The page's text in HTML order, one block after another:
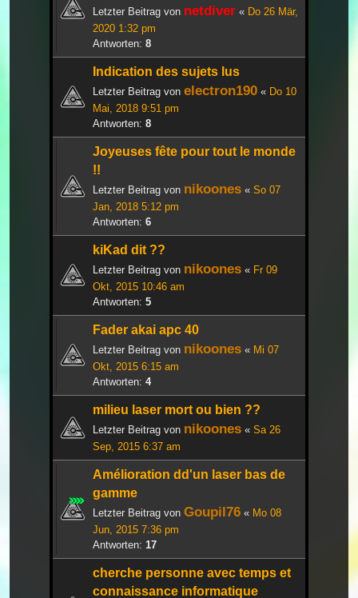
Letzter Beitrag von netdiver « Do 26 Mär,
2020 1:32 pm
Antworten: 8
Indication des sujets lus
Letzter Beitrag von electron190 « Do 10
Mai, 2018 9:51 pm
Antworten: 8
Joyeuses fête pour tout le monde
!!
Letzter Beitrag von nikoones « So 07
Jan, 2018 5:12 pm
Antworten: 6
kiKad dit ??
Letzter Beitrag von nikoones « Fr 09
Okt, 2015 10:46 am
Antworten: 5
Fader akai apc 40
Letzter Beitrag von nikoones « Mi 07
Okt, 2015 6:15 am
Antworten: 4
milieu laser mort ou bien ??
Letzter Beitrag von nikoones « Sa 26
Sep, 2015 6:37 am
Amélioration dd'un laser bas de
gamme
Letzter Beitrag von Goupil76 « Mo 08
Jun, 2015 7:36 pm
Antworten: 17
cherche personne avec temps et
connaissance informatique